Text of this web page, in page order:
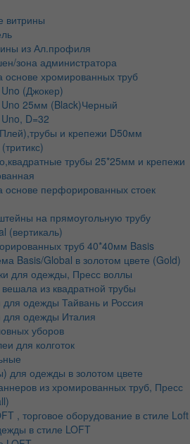
витрины
из Ал.профиля
зона администратора
основе хромированных труб
(Джокер)
25мм (Black)Черный
D=32
и крепежи D50мм
трубы 25*25мм и крепежи
основе перфорированных стоек
на прямоугольную трубу
(вертикаль)
труб 40*40мм Basis
Basis/Global в золотом цвете (Gold)
для одежды, Пресс воллы
из квадратной трубы
для одежды Тайвань и Россия
для одежды Италия
уборов
для колготок
для одежды в золотом цвете
из хромированных труб, Пресс
, торговое оборудование в стиле Loft
в стиле LOFT